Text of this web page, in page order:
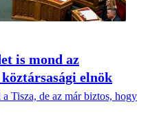
is mond az
elnök
Tisza, de az már biztos, hogy